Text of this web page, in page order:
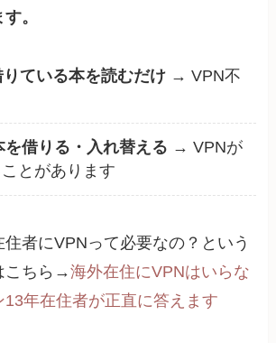
。
ている本を読むだけ→ VPN不
を借りる・入れ替える → VPNが
とがあります
者にVPNって必要なの？という
こちら→海外在住にVPNはいらな
13年在住者が正直に答えます